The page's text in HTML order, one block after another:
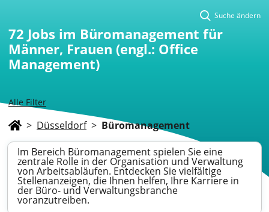
Alle Filter
Suche ändern
72 Jobs im Büromanagement für
Männer, Frauen (engl.: Office
Management)
> Düsseldorf > Büromanagement
Im Bereich Büromanagement spielen Sie eine
zentrale Rolle in der Organisation und Verwaltung
von Arbeitsabläufen. Entdecken Sie vielfältige
Stellenanzeigen, die Ihnen helfen, Ihre Karriere in
der Büro- und Verwaltungsbranche
voranzutreiben.